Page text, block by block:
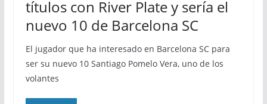
títulos con River Plate y sería el
nuevo 10 de Barcelona SC
El jugador que ha interesado en Barcelona SC para
ser su nuevo 10 Santiago Pomelo Vera, uno de los
volantes